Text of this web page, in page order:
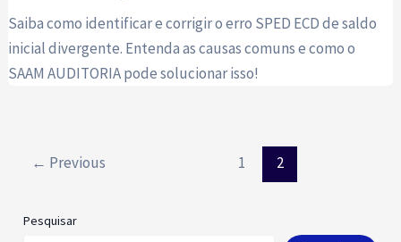
Saiba como identificar e corrigir o erro SPED ECD de saldo
inicial divergente. Entenda as causas comuns e como o
SAAM AUDITORIA pode solucionar isso!
Paginação
← Previous 1 2
Pesquisar